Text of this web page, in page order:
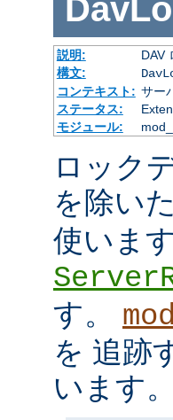
説明:
DAV
構文:
コンテキスト: サー
ステータス:
モジュール:
ロック
を除い
使いま
す。
を 追跡
います。